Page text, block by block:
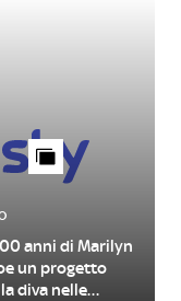
anni di Marilyn
un progetto
diva nelle